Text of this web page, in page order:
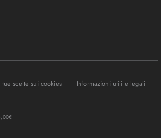
tue scelte sui cookies Informazioni utili e legali